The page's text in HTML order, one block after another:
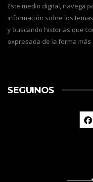
Este medio digital, navega
información sobre los
y buscando historias que
expresada de la forma más
SEGUINOS